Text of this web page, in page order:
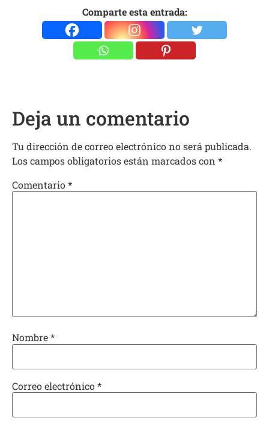
Comparte esta entrada:
Deja un comentario
Tu dirección de correo electrónico no será publicada.
Los campos obligatorios están marcados con *
Comentario*
Nombre*
Correo electrónico*